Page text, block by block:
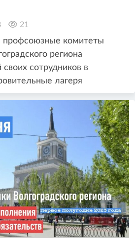
21
профсоюзные комитеты
региона
сотрудников в
лагеря